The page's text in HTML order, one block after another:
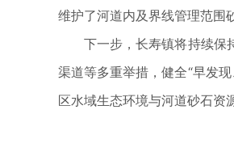
维护了河道内及界线管理范围
下一步，长寿镇将持续保持
渠道等多重举措，健全“早发
区水域生态环境与河道砂石资